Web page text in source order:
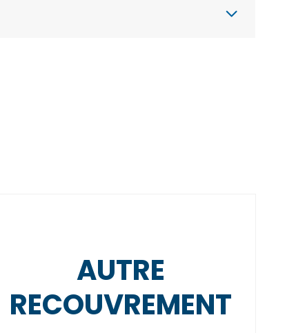
AUTRE
RECOUVREMENT